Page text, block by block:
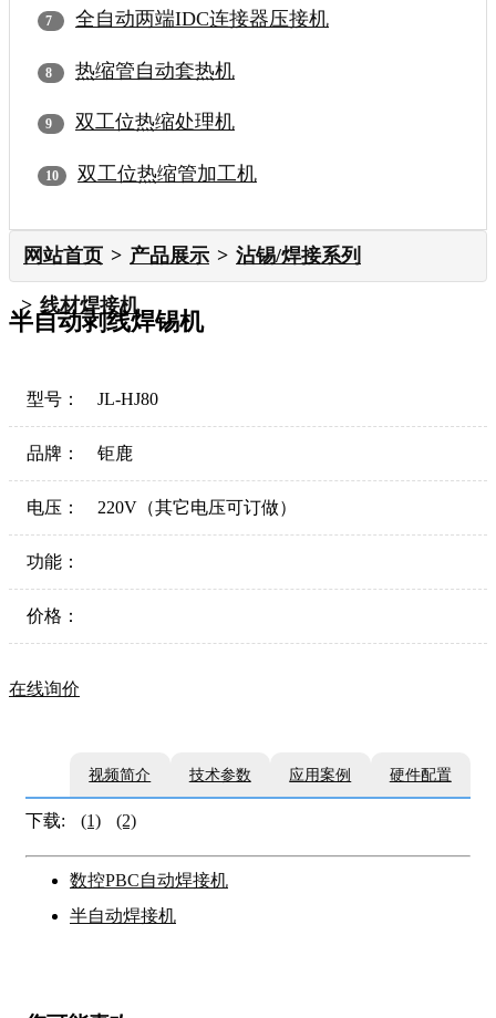
全自动两端IDC连接器压接机
热缩管自动套热机
双工位热缩处理机
双工位热缩管加工机
网站首页 产品展示 沾锡/焊接系列
线材焊接机
半自动剥线焊锡机
型号： JL-HJ80
品牌： 钜鹿
电压： 220V（其它电压可订做）
功能：
价格：
在线询价
视频简介 技术参数 应用案例 硬件配置
下载: (1) (2)
数控PBC自动焊接机
半自动焊接机